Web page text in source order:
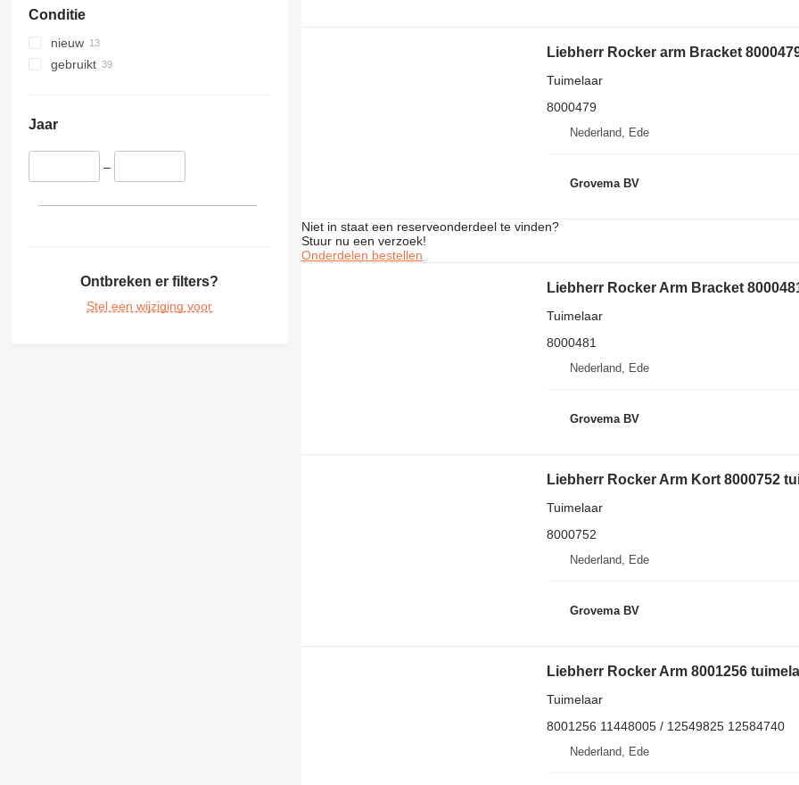
Conditie
nieuw
gebruikt
Jaar
–
Ontbreken er filters?
Stel een wijziging voor
Liebherr Rocker arm Bracket
Tuimelaar
8000479
Nederland, Ede
Grovema BV
Niet in staat een reserveonderdeel te vinden?
Stuur nu een verzoek!
Onderdelen bestellen
Liebherr Rocker Arm Bracket
Tuimelaar
8000481
Nederland, Ede
Grovema BV
Liebherr Rocker Arm Kort 8000752
Tuimelaar
8000752
Nederland, Ede
Grovema BV
Liebherr Rocker Arm 8001256
Tuimelaar
8001256 11448005 / 12549825 12584740
Nederland, Ede